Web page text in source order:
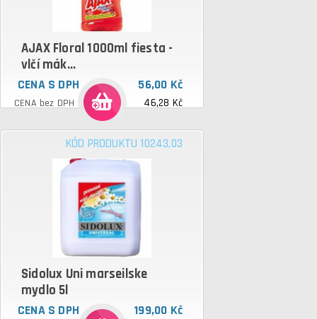
AJAX Floral 1000ml fiesta -
vlčí mák...
CENA S DPH 56,00 Kč
CENA bez DPH 46,28 Kč
KÓD PRODUKTU 10243,03
Sidolux Uni marseilske
mydlo 5l
CENA S DPH 199,00 Kč